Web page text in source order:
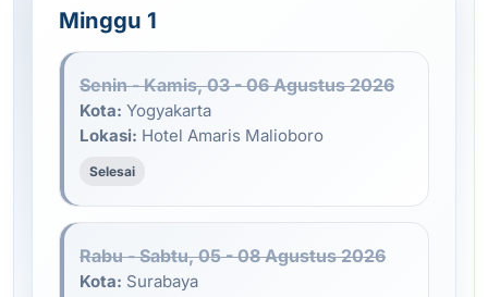
Minggu 1
Senin - Kamis, 03 - 06 Agustus 2026
Kota: Yogyakarta
Lokasi: Hotel Amaris Malioboro
Selesai
Rabu - Sabtu, 05 - 08 Agustus 2026
Kota: Surabaya